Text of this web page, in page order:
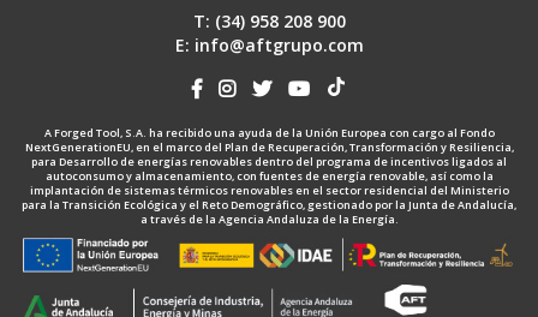
T: (34) 958 208 900
E: info@aftgrupo.com
A Forged Tool, S.A. ha recibido una ayuda de la Unión Europea con cargo al Fondo
NextGenerationEU, en el marco del Plan de Recuperación, Transformación y Resiliencia,
para Desarrollo de energías renovables dentro del programa de incentivos ligados al
autoconsumo y almacenamiento, con fuentes de energía renovable, así como la
implantación de sistemas térmicos renovables en el sector residencial del Ministerio
para la Transición Ecológica y el Reto Demográfico, gestionado por la Junta de Andalucía,
a través de la Agencia Andaluza de la Energía.